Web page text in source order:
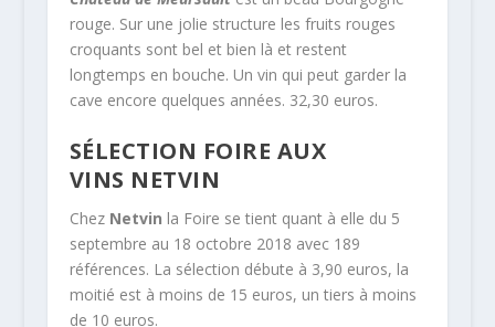
rouge. Sur une jolie structure les fruits rouges
croquants sont bel et bien là et restent
longtemps en bouche. Un vin qui peut garder la
cave encore quelques années. 32,30 euros.
SÉLECTION FOIRE AUX
VINS NETVIN
Chez Netvin la Foire se tient quant à elle du 5
septembre au 18 octobre 2018 avec 189
références. La sélection débute à 3,90 euros, la
moitié est à moins de 15 euros, un tiers à moins
de 10 euros.